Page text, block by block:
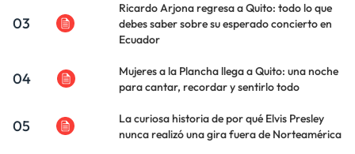
03
Ricardo Arjona regresa a Quito: todo lo que
debes saber sobre su esperado concierto en
Ecuador
04
Mujeres a la Plancha llega a Quito: una noche
para cantar, recordar y sentirlo todo
05
La curiosa historia de por qué Elvis Presley
nunca realizó una gira fuera de Norteamérica